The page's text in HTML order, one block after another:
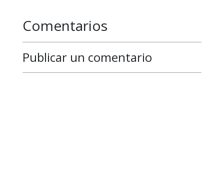
Comentarios
Publicar un comentario